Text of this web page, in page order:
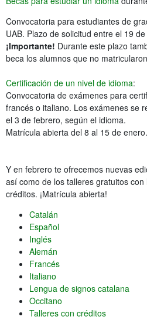
Convocatoria para estudiantes de
UAB. Plazo de solicitud entre el 19
¡Importante! Durante este plazo
beca los alumnos que no
Certificación de un nivel de idioma:
Convocatoria de exámenes para
francés o italiano. Los exámenes se
el 3 de febrero, según el idioma.
Matrícula abierta del 8 al 15 de
Y en febrero te ofrecemos nuevas
así como de los talleres gratuitos
créditos. ¡Matrícula abierta!
Catalán
Español
Inglés
Alemán
Francés
Italiano
Lengua de signos catalana
Occitano
Talleres con créditos